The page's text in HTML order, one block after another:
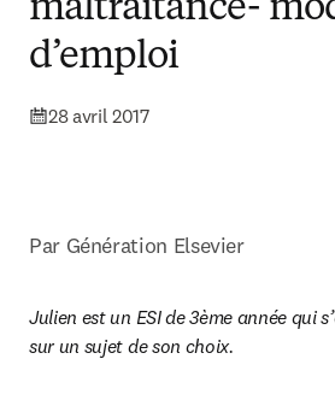
maltraitance-
d’emploi
28 avril 2017
Par Génération Elsevier
Julien est un ESI de 3ème année qui
sur un sujet de son choix.